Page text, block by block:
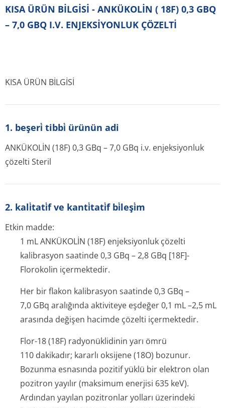
KISA ÜRÜN BİLGİSİ - ANKÜKOLİN ( 18F) 0,3 GBQ
– 7,0 GBQ I.V. ENJEKSİYONLUK ÇÖZELTİ
KISA ÜRÜN BİLGİSİ
1. beşeri̇ tibbi̇ ürünün adi
ANKÜKOLİN (18F) 0,3 GBq – 7,0 GBq i.v. enjeksiyonluk
çözelti Steril
2. kali̇tati̇f ve kanti̇tati̇f bi̇leşi̇m
Etkin madde:
1 mL ANKÜKOLİN (18F) enjeksiyonluk çözelti
kalibrasyon saatinde 0,3 GBq – 2,8 GBq [18F]-
Florokolin içermektedir.
Her bir flakon kalibrasyon saatinde 0,3 GBq –
7,0 GBq aralığında aktiviteye eşdeğer 0,1 mL –2,5 mL
arasında değişen hacimde çözelti içermektedir.
Flor-18 (18F) radyonüklidinin yarı ömrü
110 dakikadır; kararlı oksijene (18O) bozunur.
Bozunma esnasında pozitif yüklü bir elektron olan
pozitron yayılır (maksimum enerjisi 635 keV).
Ardından yayılan pozitronlar yolları üzerindeki